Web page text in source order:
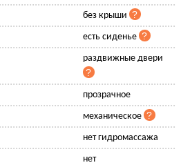
без крыши
есть сиденье
раздвижные двери
прозрачное
механическое
нет гидромассажа
нет